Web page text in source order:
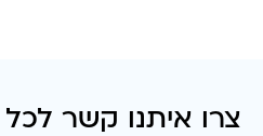
צרו איתנו קשר